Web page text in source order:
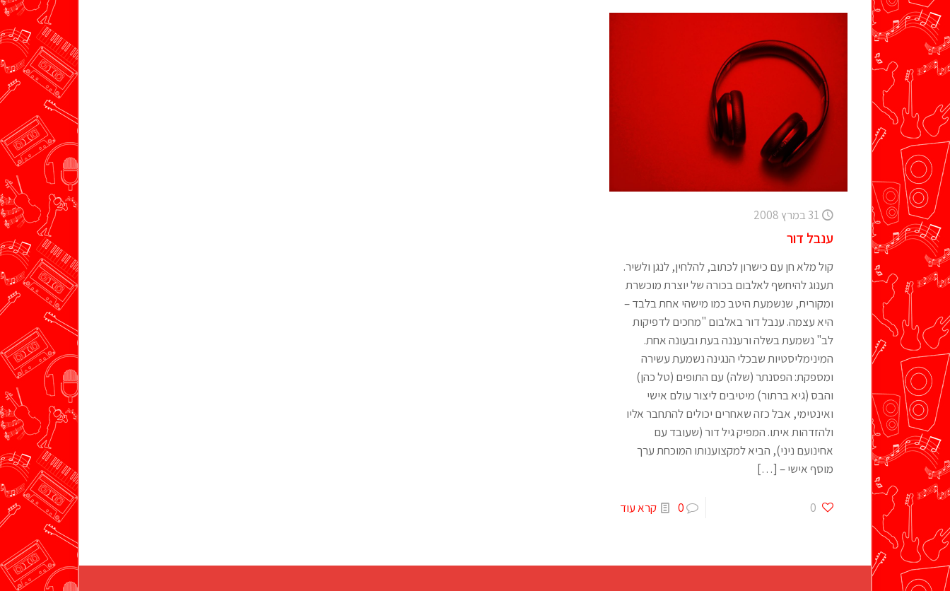
31 במרץ 2008
ענבל דור
קול מלא חן עם כישרון לכתוב, להלחין, לנגן ולשיר.
תענוג להיחשף לאלבום בכורה של יוצרת מוכשרת
ומקורית, שנשמעת היטב כמו מישהי אחת בלבד –
היא עצמה. ענבל דור באלבום "מחכים לדפיקות
לב" נשמעת בשלה ורעננה בעת ובעונה אחת.
המינימליסטיות שבכלי הנגינה נשמעת עשירה
ומספקת: הפסנתר (שלה) עם התופים (טל כהן)
והבס (גיא ברתור) מיטיבים ליצור עולם אישי
ואינטימי, אבל כזה שאחרים יכולים להתחבר אליו
ולהזדהות איתו. המפיק גיל דור (שעובד עם
אחינועם ניני), הביא למקצוענותו המוכחת ערך
מוסף אישי –[…]
0
0 קרא עוד